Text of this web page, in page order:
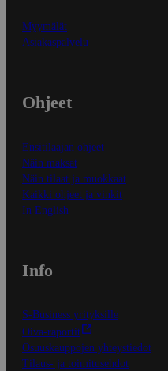
Myymälät
Asiakaspalvelu
Ohjeet
Ensitilaajan ohjeet
Näin maksat
Näin tilaat ja muokkaat
Kaikki ohjeet ja vinkit
In English
Info
S-Business yrityksille
Oiva-raportit
Osuuskauppojen yhteystiedot
Tilaus- ja toimitusehdot